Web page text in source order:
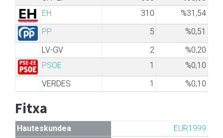
EH
310
%31,54
PP
5
%0,51
LV-GV
2
%0,20
PSOE
1
%0,10
VERDES
1 %0,10
Fitxa
Hauteskundea
EUR1999